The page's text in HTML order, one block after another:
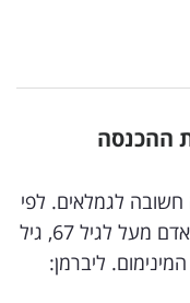
ההכנסה
חשובה לגמלאים. לפי
ההודעה קצבת השלמת ההכנסה של אדם מעל לגיל 67, גיל
שווה ל-70% משכר המינימום. ליברמן: